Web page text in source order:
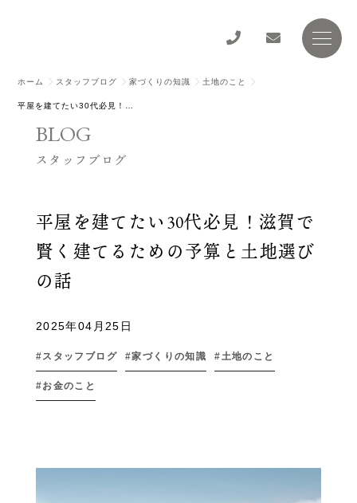
ホーム スタッフブログ 家づくりの知識 土地のこと
BLOG
スタッフブログ
平屋を建てたい30代必見！滋賀で
賢く建てるための予算と土地選び
の話
2025年04月25日
スタッフブログ 家づくりの知識 土地のこと
お金のこと